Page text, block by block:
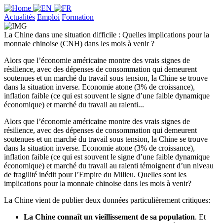
Actualités Emploi Formation
La Chine dans une situation difficile : Quelles implications pour la
monnaie chinoise (CNH) dans les mois à venir ?
Alors que l’économie américaine montre des vrais signes de
résilience, avec des dépenses de consommation qui demeurent
soutenues et un marché du travail sous tension, la Chine se trouve
dans la situation inverse. Economie atone (3% de croissance),
inflation faible (ce qui est souvent le signe d’une faible dynamique
économique) et marché du travail au ralenti...
Alors que l’économie américaine montre des vrais signes de
résilience, avec des dépenses de consommation qui demeurent
soutenues et un marché du travail sous tension, la Chine se trouve
dans la situation inverse. Economie atone (3% de croissance),
inflation faible (ce qui est souvent le signe d’une faible dynamique
économique) et marché du travail au ralenti témoignent d’un niveau
de fragilité inédit pour l’Empire du Milieu. Quelles sont les
implications pour la monnaie chinoise dans les mois à venir?
La Chine vient de publier deux données particulièrement critiques:
La Chine connaît un vieillissement de sa population. Et